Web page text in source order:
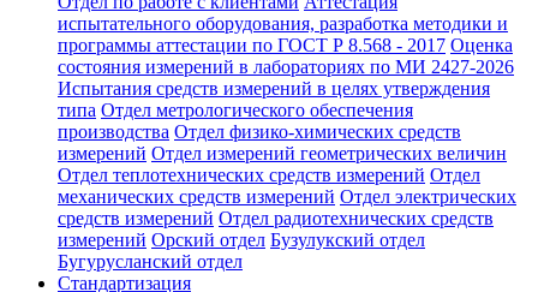
испытательного оборудования, разработка методики и
программы аттестации по ГОСТ Р 8.568 - 2017 Оценка
состояния измерений в лабораториях по МИ 2427-2026
Испытания средств измерений в целях утверждения
типа Отдел метрологического обеспечения
производства Отдел физико-химических средств
измерений Отдел измерений геометрических величин
Отдел теплотехнических средств измерений Отдел
механических средств измерений Отдел электрических
средств измерений Отдел радиотехнических средств
измерений Орский отдел Бузулукский отдел
Бугурусланский отдел
Стандартизация